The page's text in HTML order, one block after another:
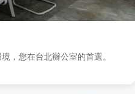
，您在台北辦公室的首選。